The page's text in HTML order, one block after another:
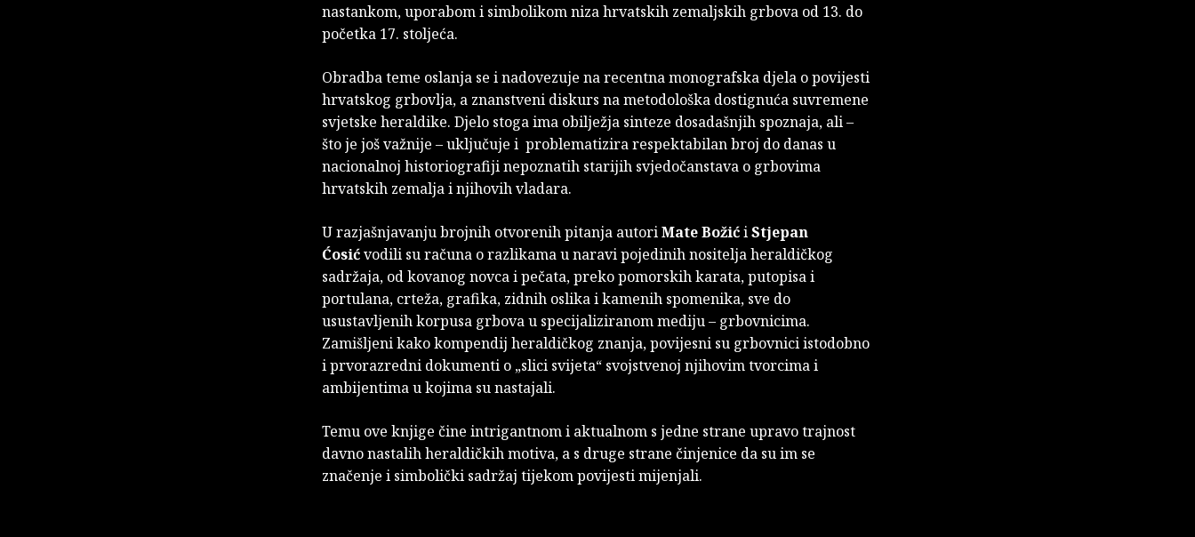
nastankom, uporabom i simbolikom niza hrvatskih zemaljskih grbova od 13. do
početka 17. stoljeća.
Obradba teme oslanja se i nadovezuje na recentna monografska djela o povijesti
hrvatskog grbovlja, a znanstveni diskurs na metodološka dostignuća suvremene
svjetske heraldike. Djelo stoga ima obilježja sinteze dosadašnjih spoznaja, ali –
što je još važnije – uključuje i problematizira respektabilan broj do danas u
nacionalnoj historiografiji nepoznatih starijih svjedočanstava o grbovima
hrvatskih zemalja i njihovih vladara.
U razjašnjavanju brojnih otvorenih pitanja autoriMate BožićiStjepan
Ćosićvodili su računa o razlikama u naravi pojedinih nositelja heraldičkog
sadržaja, od kovanog novca i pečata, preko pomorskih karata, putopisa i
portulana, crteža, grafika, zidnih oslika i kamenih spomenika, sve do
usustavljenih korpusa grbova u specijaliziranom mediju – grbovnicima.
Zamišljeni kako kompendij heraldičkog znanja, povijesni su grbovnici istodobno
i prvorazredni dokumenti o „slici svijeta“ svojstvenoj njihovim tvorcima i
ambijentima u kojima su nastajali.
Temu ove knjige čine intrigantnom i aktualnom s jedne strane upravo trajnost
davno nastalih heraldičkih motiva, a s druge strane činjenice da su im se
značenje i simbolički sadržaj tijekom povijesti mijenjali.